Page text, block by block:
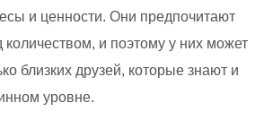
и ценности. Они предпочитают
количеством, и поэтому у них может
близких друзей, которые знают и
уровне.